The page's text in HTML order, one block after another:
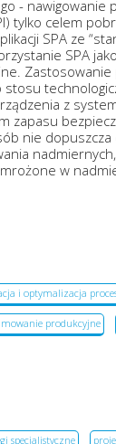
- nawigowanie
tylko celem
SPA ze
SPA
stosu
z
zapasu
nie dopuszcza
w
i optymalizacja
produkcyjne
specjalistyczne